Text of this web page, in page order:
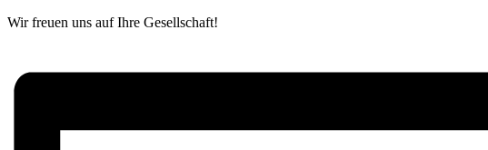
Wir freuen uns auf Ihre Gesellschaft!